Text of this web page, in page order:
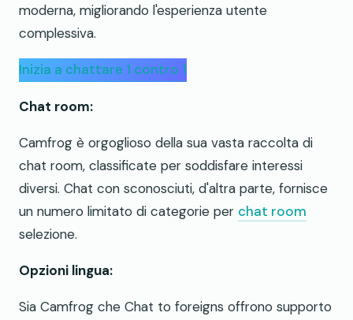
moderna, migliorando l'esperienza utente
complessiva.
Inizia a chattare 1 contro 1
Chat room:
Camfrog è orgoglioso della sua vasta raccolta di
chat room, classificate per soddisfare interessi
diversi. Chat con sconosciuti, d'altra parte, fornisce
un numero limitato di categorie per chat room
selezione.
Opzioni lingua:
Sia Camfrog che Chat to foreigns offrono supporto